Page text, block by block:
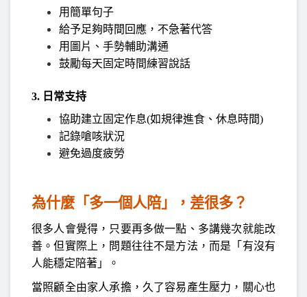
用簡單句子
給予足夠時間回應，不急著代答
用圖片、手勢輔助溝通
鼓勵每天固定時間練習說話
3. 日常支持
協助建立固定作息(如規律進食、休息時間)
記錄嗆咳狀況
避免過度疲勞
為什麼「多一個人陪」，差很多？
很多人會覺得，只要再多做一點、多講幾次就能改
善。但實際上，問題往往不是方法，而是「有沒有
人能穩定陪著」。
當照顧全由家人承擔，久了容易產生壓力，關心也